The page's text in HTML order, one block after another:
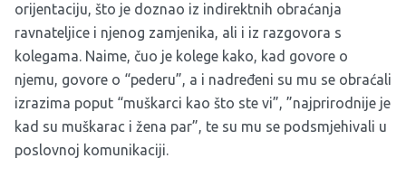
orijentaciju, što je doznao iz indirektnih obraćanja
ravnateljice i njenog zamjenika, ali i iz razgovora s
kolegama. Naime, čuo je kolege kako, kad govore o
njemu, govore o “pederu”, a i nadređeni su mu se obraćali
izrazima poput “muškarci kao što ste vi”, ”najprirodnije je
kad su muškarac i žena par”, te su mu se podsmjehivali u
poslovnoj komunikaciji.